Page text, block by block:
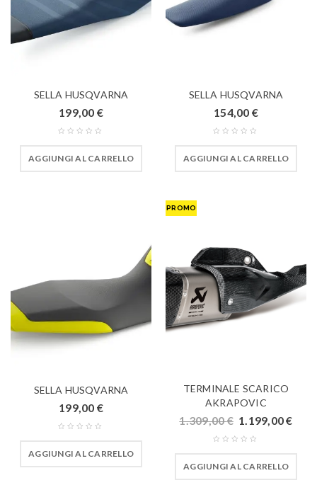
SELLA HUSQVARNA
199,00 €
AGGIUNGI AL CARRELLO
SELLA HUSQVARNA
154,00 €
AGGIUNGI AL CARRELLO
SELLA HUSQVARNA
199,00 €
AGGIUNGI AL CARRELLO
PROMO
TERMINALE SCARICO
AKRAPOVIC
1.309,00€ 1.199,00€
AGGIUNGI AL CARRELLO